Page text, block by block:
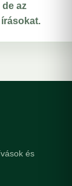
az
és